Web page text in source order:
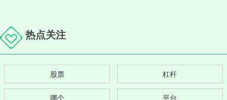
热点关注
股票 杠杆
哪个 平台